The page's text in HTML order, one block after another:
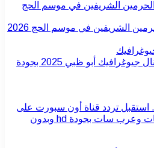
الشريفين في موسم الحج 2026
تحديث تردد قناة ناشيونال جيوغرافيك أبو ظبي 2025 بجودة
استقبل تردد قناة أون سبورت على
القمر الصناعي نايل سات وعرب سات بجودة hd وبدون